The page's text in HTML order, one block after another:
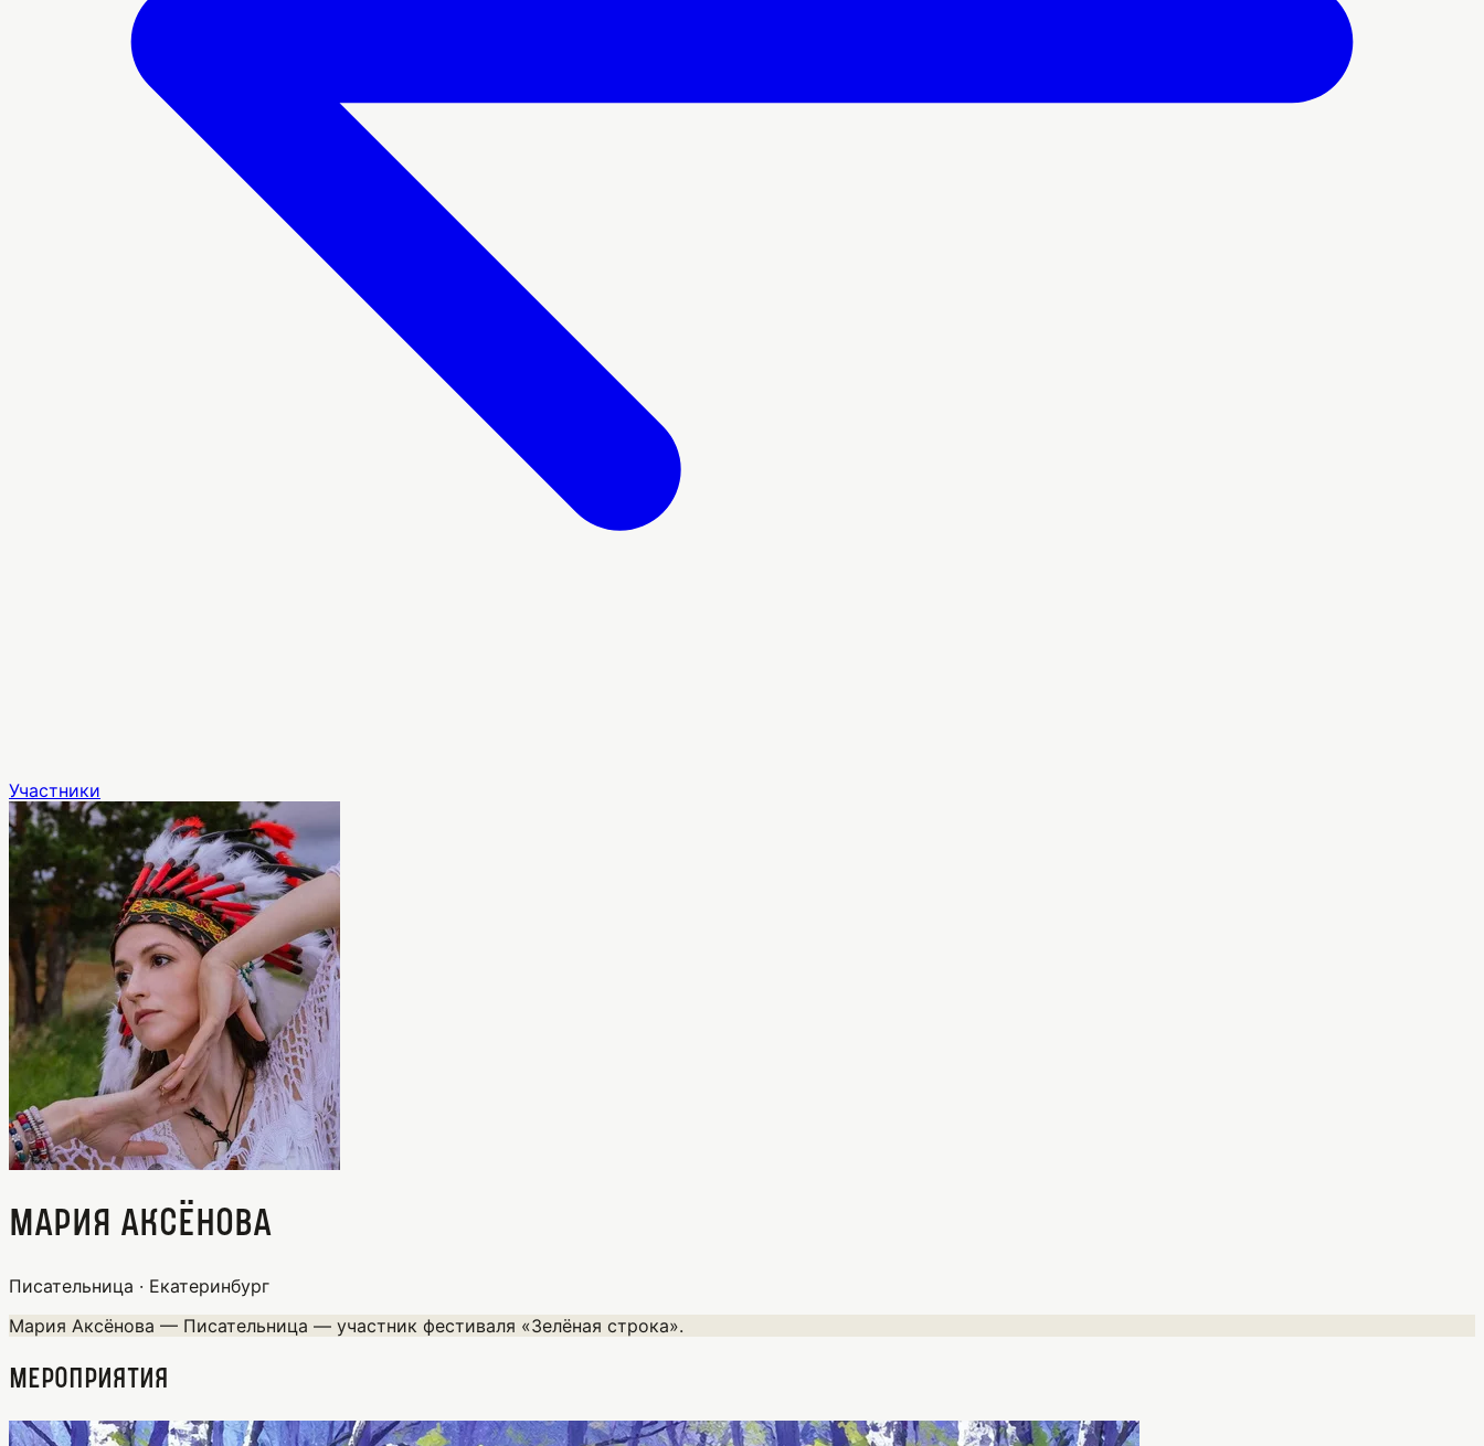
Участники
Мария Аксёнова
Писательница · Екатеринбург
Мария Аксёнова — Писательница — участник фестиваля «Зелёная строка».
Мероприятия